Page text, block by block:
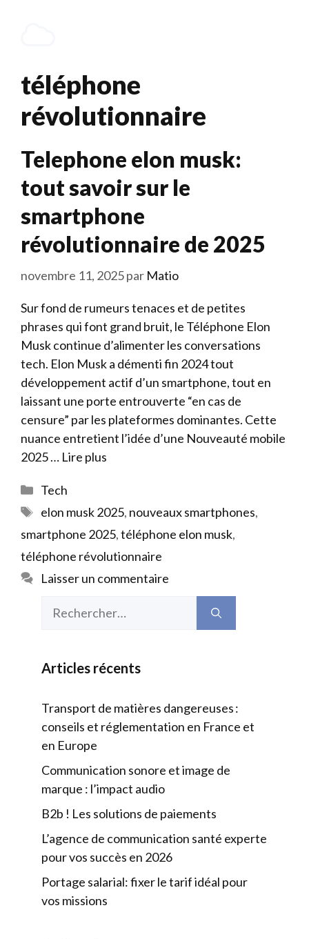
téléphone
révolutionnaire
Telephone elon musk:
tout savoir sur le
smartphone
révolutionnaire de 2025
novembre 11, 2025par Matio
Sur fond de rumeurs tenaces et de petites
phrases qui font grand bruit, le Téléphone Elon
Musk continue d’alimenter les conversations
tech. Elon Musk a démenti fin 2024 tout
développement actif d’un smartphone, tout en
laissant une porte entrouverte “en cas de
censure” par les plateformes dominantes. Cette
nuance entretient l’idée d’une Nouveauté mobile
2025 … Lire plus
Catégories
Tech
Étiquettes
elon musk 2025, nouveaux smartphones,
smartphone 2025,téléphone elon musk,
téléphone révolutionnaire
Laisser un commentaire
Articles récents
Transport de matières dangereuses :
conseils et réglementation en France et
en Europe
Communication sonore et image de
marque : l’impact audio
B2b ! Les solutions de paiements
L’agence de communication santé experte
pour vos succès en 2026
Portage salarial: fixer le tarif idéal pour
vos missions